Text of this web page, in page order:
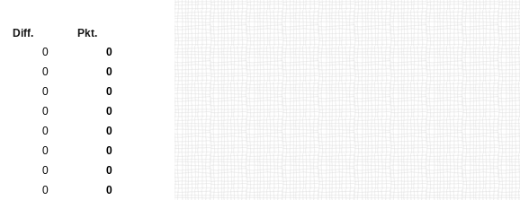
Diff.
Pkt.
0
0
0
0
0
0
0
0
0
0
0
0
0
0
0
0